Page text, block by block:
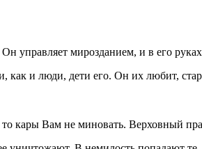
мирозданием, и в его руках
и люди, дети его. Он их любит,
кары Вам не миновать. Верховный